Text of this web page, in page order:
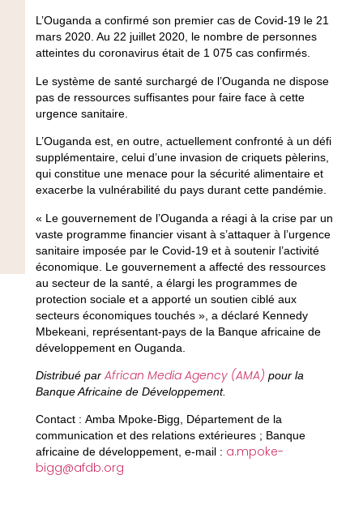
L’Ouganda a confirmé son premier cas de Covid-19 le 21
mars 2020. Au 22 juillet 2020, le nombre de personnes
atteintes du coronavirus était de 1 075 cas confirmés.
Le système de santé surchargé de l’Ouganda ne dispose
pas de ressources suffisantes pour faire face à cette
urgence sanitaire.
L’Ouganda est, en outre, actuellement confronté à un défi
supplémentaire, celui d’une invasion de criquets pèlerins,
qui constitue une menace pour la sécurité alimentaire et
exacerbe la vulnérabilité du pays durant cette pandémie.
« Le gouvernement de l’Ouganda a réagi à la crise par un
vaste programme financier visant à s’attaquer à l’urgence
sanitaire imposée par le Covid-19 et à soutenir l’activité
économique. Le gouvernement a affecté des ressources
au secteur de la santé, a élargi les programmes de
protection sociale et a apporté un soutien ciblé aux
secteurs économiques touchés », a déclaré Kennedy
Mbekeani, représentant-pays de la Banque africaine de
développement en Ouganda.
Distribué par African Media Agency (AMA) pour la
Banque Africaine de Développement.
Contact : Amba Mpoke-Bigg, Département de la
communication et des relations extérieures ; Banque
africaine de développement, e-mail : a.mpoke-
bigg@afdb.org